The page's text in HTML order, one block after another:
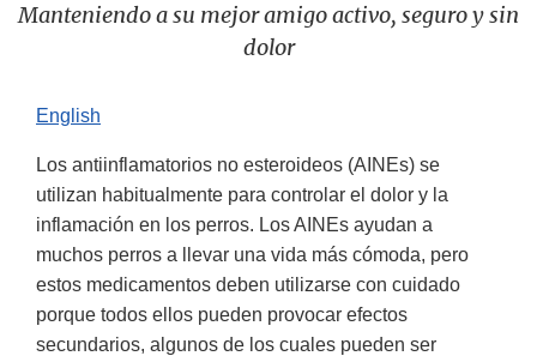
Manteniendo a su mejor amigo activo, seguro y sin
dolor
English
Los antiinflamatorios no esteroideos (AINEs) se
utilizan habitualmente para controlar el dolor y la
inflamación en los perros. Los AINEs ayudan a
muchos perros a llevar una vida más cómoda, pero
estos medicamentos deben utilizarse con cuidado
porque todos ellos pueden provocar efectos
secundarios, algunos de los cuales pueden ser